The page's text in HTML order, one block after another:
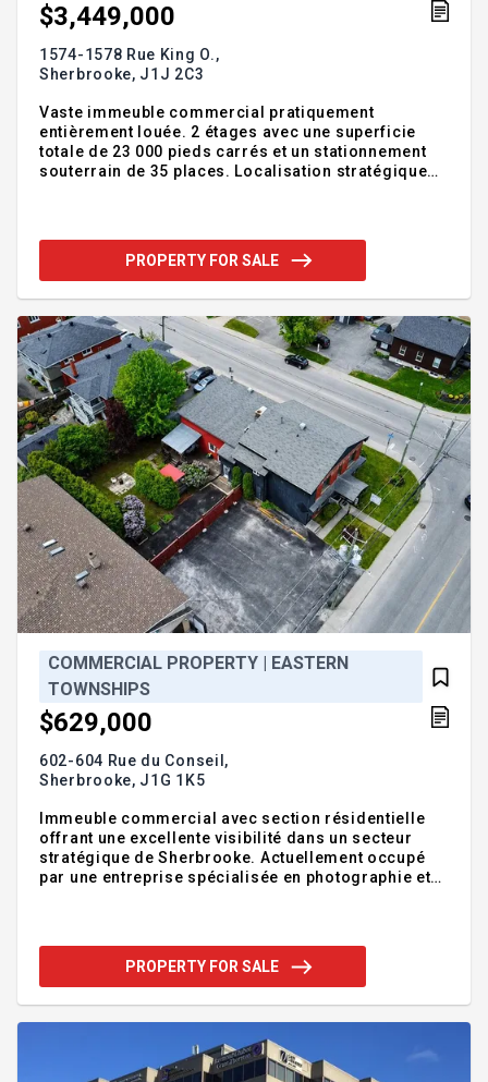
$3,449,000
1574-1578 Rue King O.,
Sherbrooke, J1J 2C3
Vaste immeuble commercial pratiquement
entièrement louée. 2 étages avec une superficie
totale de 23 000 pieds carrés et un stationnement
souterrain de 35 places. Localisation stratégique
PROPERTY FOR SALE
COMMERCIAL PROPERTY | EASTERN
TOWNSHIPS
$629,000
602-604 Rue du Conseil,
Sherbrooke, J1G 1K5
Immeuble commercial avec section résidentielle
offrant une excellente visibilité dans un secteur
stratégique de Sherbrooke. Actuellement occupé
par une entreprise spécialisée en photographie et
intéressante pour un propriétaire occupant.
Emplacement de choix, stationnement sur place et
ventilateurs de plafond, rideaux, stores enro
PROPERTY FOR SALE